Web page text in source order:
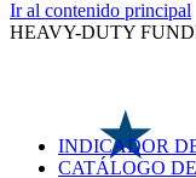
Ir al contenido principal
HEAVY-DUTY
INDICADOR
CATÁLOGO